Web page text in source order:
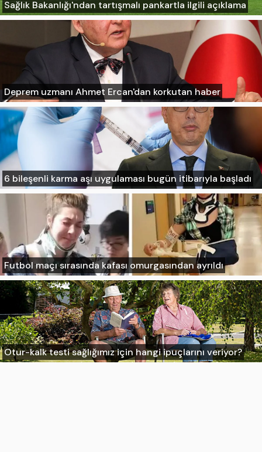
Sağlık Bakanlığı'ndan tartışmalı pankartla ilgili açıklama
Deprem uzmanı Ahmet Ercan'dan korkutan haber
6 bileşenli karma aşı uygulaması bugün itibarıyla başladı
Futbol maçı sırasında kafası omurgasından ayrıldı
Otur-kalk testi sağlığımız için hangi ipuçlarını veriyor?